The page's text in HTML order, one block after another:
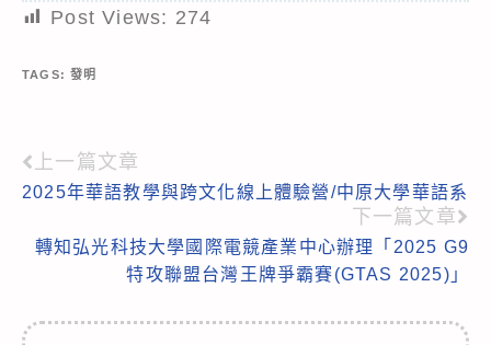
Post Views: 274
TAGS:發明
Read
more
articles
上一篇文章
2025年華語教學與跨文化線上體驗營/中原大學華語系
下一篇文章
轉知弘光科技大學國際電競產業中心辦理「2025 G9
特攻聯盟台灣王牌爭霸賽(GTAS 2025)」